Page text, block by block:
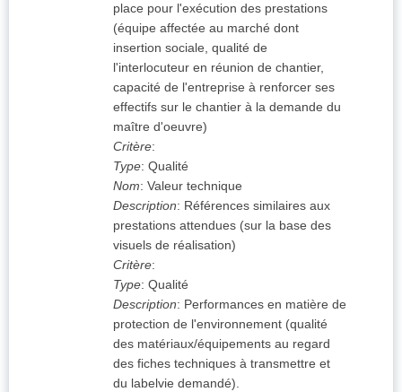
place pour l'exécution des prestations
(équipe affectée au marché dont
insertion sociale, qualité de
l'interlocuteur en réunion de chantier,
capacité de l'entreprise à renforcer ses
effectifs sur le chantier à la demande du
maître d'oeuvre)
Critère:
Type: Qualité
Nom: Valeur technique
Description: Références similaires aux
prestations attendues (sur la base des
visuels de réalisation)
Critère:
Type: Qualité
Description: Performances en matière de
protection de l'environnement (qualité
des matériaux/équipements au regard
des fiches techniques à transmettre et
du labelvie demandé).